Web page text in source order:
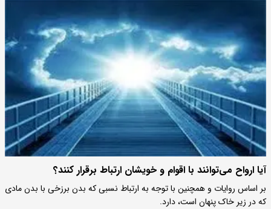
آیا ارواح می‌توانند با اقوام و خویشان ارتباط برقرار کنند؟
بر اساس روایات و همچنین با توجه به ارتباط نسبی که بدن برزخی با بدن مادی
که در زیر خاک پنهان است، دارد.